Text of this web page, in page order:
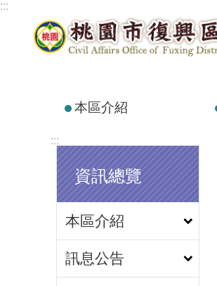
跳到主要內容區塊
:::
本區介紹
:::
資訊總覽
本區介紹
訊息公告